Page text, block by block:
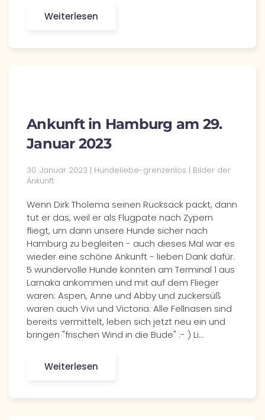
Weiterlesen
Ankunft in Hamburg am 29.
Januar 2023
30. Januar 2023 | Hundeliebe-grenzenlos | Bilder der
Ankunft
Wenn Dirk Tholema seinen Rucksack packt, dann
tut er das, weil er als Flugpate nach Zypern
fliegt, um dann unsere Hunde sicher nach
Hamburg zu begleiten - auch dieses Mal war es
wieder eine schöne Ankunft - lieben Dank dafür.
5 wundervolle Hunde konnten am Terminal 1 aus
Larnaka ankommen und mit auf dem Flieger
waren: Aspen, Anne und Abby und zuckersüß
waren auch Vivi und Victoria. Alle Fellnasen sind
bereits vermittelt, leben sich jetzt neu ein und
bringen "frischen Wind in die Bude" :- ) Li…
Weiterlesen